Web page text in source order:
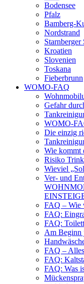
Bodensee
Pfalz
Bamberg-
Nordstrand
Starnberger
Kroatien
Slovenien
Toskana
Fieberbrunn
WOMO-FAQ
Gefahr
WOMO-
Die einzig
Wie kommt
Risiko
Wieviel
Ver- und
FAQ – Wie
FAQ:
FAQ:
Am Beginn
FAQ –
FAQ:
FAQ: Was